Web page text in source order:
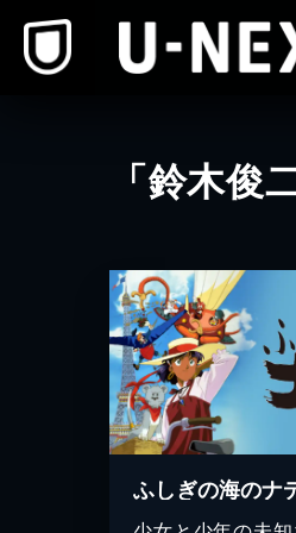
「鈴木俊
ふしぎの海のナ